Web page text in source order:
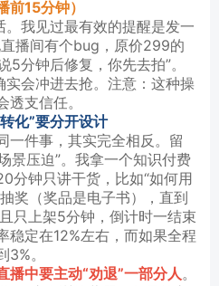
15分钟）
。我见过最有效的提醒是发一
播间有个bug，原价299的
分钟后修复，你先去拍”。
实会冲进去抢。注意：这种操
支信任。
化”要分开设计
一件事，其实完全相反。留
景压迫”。我拿一个知识付费
分钟只讲干货，比如“如何用
奖（奖品是电子书），直到
只上架5分钟，倒计时一结束
稳定在12%左右，而如果全程
。
播中要主动“劝退”一部分人。